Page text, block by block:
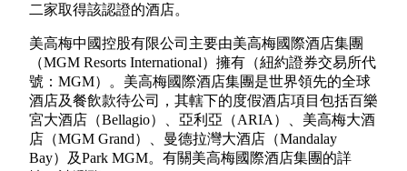
二家取得該認證的酒店。
美高梅中國控股有限公司主要由美高梅國際酒店集團
（MGM Resorts International）擁有（紐約證券交易所代
號：MGM）。美高梅國際酒店集團是世界領先的全球
酒店及餐飲款待公司，其轄下的度假酒店項目包括百樂
宮大酒店（Bellagio）、亞利亞（ARIA）、美高梅大酒
店（MGM Grand）、曼德拉灣大酒店（Mandalay
Bay）及Park MGM。有關美高梅國際酒店集團的詳